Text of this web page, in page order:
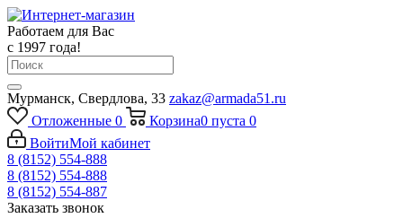
Работаем для Вас
с 1997 года!
Мурманск, Свердлова, 33 zakaz@armada51.ru
Отложенные 0 Корзина0 пуста 0
ВойтиМой кабинет
8 (8152) 554-888
8 (8152) 554-888
8 (8152) 554-887
Заказать звонок